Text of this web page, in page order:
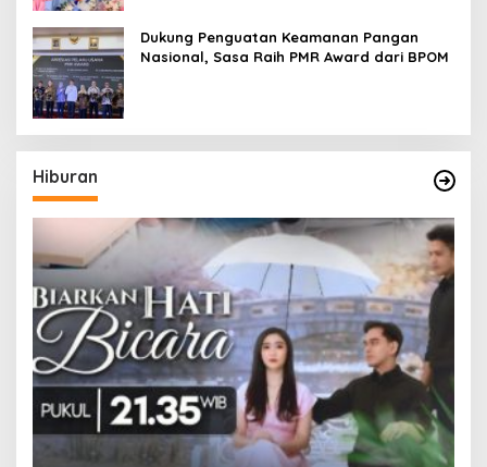
Dukung Penguatan Keamanan Pangan
Nasional, Sasa Raih PMR Award dari BPOM
Hiburan